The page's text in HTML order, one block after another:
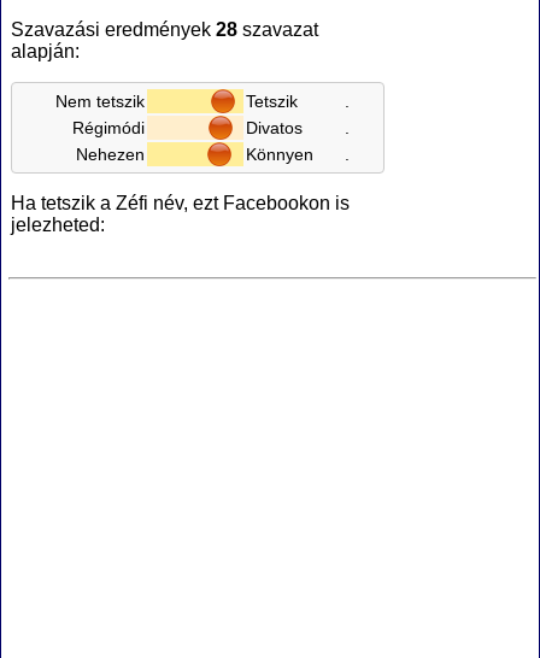
Szavazási eredmények 28 szavazat
alapján:
Nem tetszik Tetszik
Régimódi
Divatos
Nehezen
Könnyen
Ha tetszik a Zéfi név, ezt Facebookon is
jelezheted: